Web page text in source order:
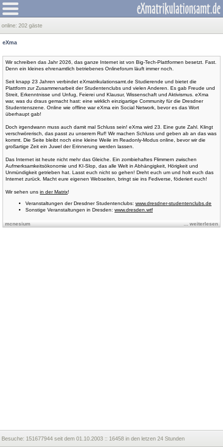
online: 202 gäste
eXma
Wir schreiben das Jahr 2026, das ganze Internet ist von Big-Tech-Plattformen besetzt. Fast.
Denn ein kleines ehrenamtlich betriebenes Onlineforum läuft immer noch.
Seit knapp 23 Jahren verbindet eXmatrikulationsamt.de Studierende und bietet die
Plattform zur Zusammenarbeit der Studentenclubs und vielen Anderen. Es gab Freude und
Streit, Erkenntnisse und Unfug, Feierei und Klausur, Wissenschaft und Aktivismus. eXma
war, was du draus gemacht hast: eine wirklich einzigartige Community für die Dresdner
Studentenszene. Online wie offline war eXma ein Social Network, bevor es das Wort
überhaupt gab!
Doch irgendwann muss auch damit mal Schluss sein! eXma wird 23. Eine gute Zahl. Klingt
verschwörerisch, das passt zu unserem Ruf! Wir machen Schluss und geben ab an das was
kommt. Die Seite bleibt noch eine kleine Weile im Readonly-Modus online, bevor wir die
großartige Zeit ein Juwel der Erinnerung werden lassen.
Das Internet ist heute nicht mehr das Gleiche. Ein zombiehaftes Flimmern zwischen
Aufmerksamkeitsökonomie und KI-Slop, das alle Welt in Abhängigkeit, Hörigkeit und
Unmündigkeit getrieben hat. Lasst euch nicht so gehen! Dreht euch um und holt euch das
Internet zurück. Macht eure eigenen Webseiten, bringt sie ins Fediverse, föderiert euch!
Wir sehen uns in der Matrix!
Veranstaltungen der Dresdner Studentenclubs: www.dresdner-studentenclubs.de
Sonstige Veranstaltungen in Dresden: www.dresden.wtf
mcnesium ... weiterlesen
Besuche: 151677944 seit dem 01.10.2003 :: 16458 in den letzen 24 Stunden